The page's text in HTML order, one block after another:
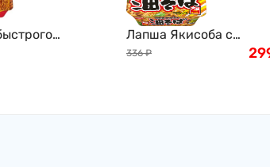
Nissin:
Лапша Якисоба с
вустерширским
336 ₽